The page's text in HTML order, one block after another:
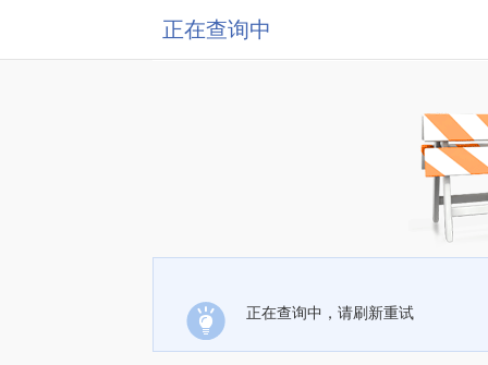
正在查询中
正在查询中，请刷新重试